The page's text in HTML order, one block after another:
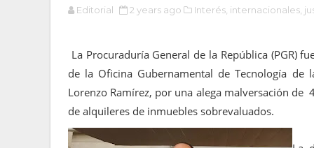
Editorial 2 years ago Interés, internacionales,
La Procuraduría General de la República (PGR)
de la Oficina Gubernamental de Tecnología
Lorenzo Ramírez, por una alega malversación
de alquileres de inmuebles sobrevaluados.